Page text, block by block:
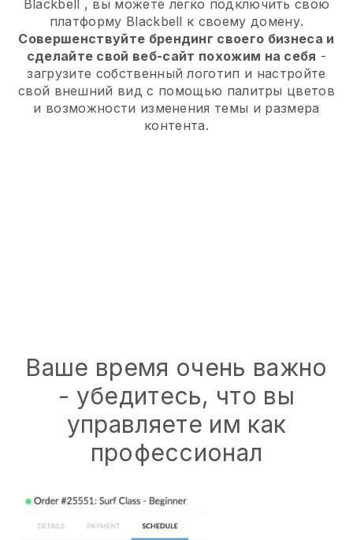
Blackbell , вы можете легко подключить свою
платформу Blackbell к своему домену.
Совершенствуйте брендинг своего бизнеса и
сделайте свой веб-сайт похожим на себя -
загрузите собственный логотип и настройте
свой внешний вид с помощью палитры цветов
и возможности изменения темы и размера
контента.
Ваше время очень важно
- убедитесь, что вы
управляете им как
профессионал